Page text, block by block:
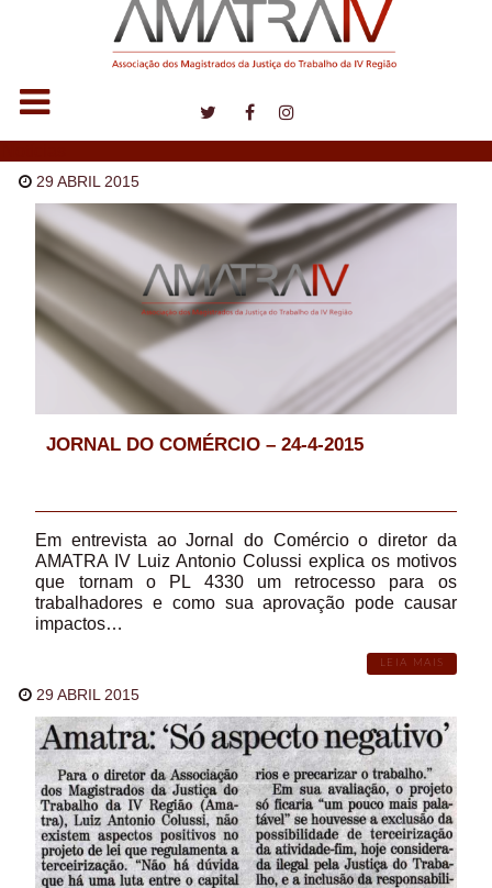
29 ABRIL 2015
JORNAL DO COMÉRCIO – 24-4-2015
Em entrevista ao Jornal do Comércio o diretor da
AMATRA IV Luiz Antonio Colussi explica os motivos
que tornam o PL 4330 um retrocesso para os
trabalhadores e como sua aprovação pode causar
impactos…
LEIA MAIS
29 ABRIL 2015